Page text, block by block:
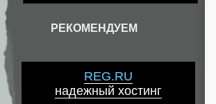
РЕКОМЕНДУЕМ
REG.RU
надежный хостинг